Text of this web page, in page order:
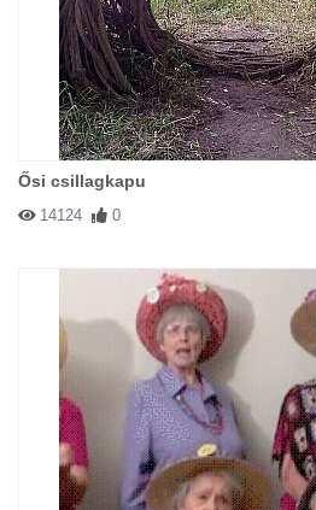
Ősi csillagkapu
14124 0